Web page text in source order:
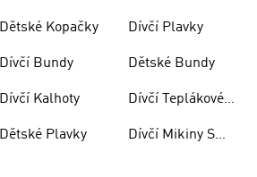
Dětské Kopačky
Dívčí Bundy
Dívčí Kalhoty
Dětské Plavky
Soupravy
Dívčí Plavky
Dětské Bundy
Dívčí Teplákové
Dívčí Mikiny S